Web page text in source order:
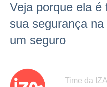
Veja porque ela é
sua segurança
um seguro
Time da IZA